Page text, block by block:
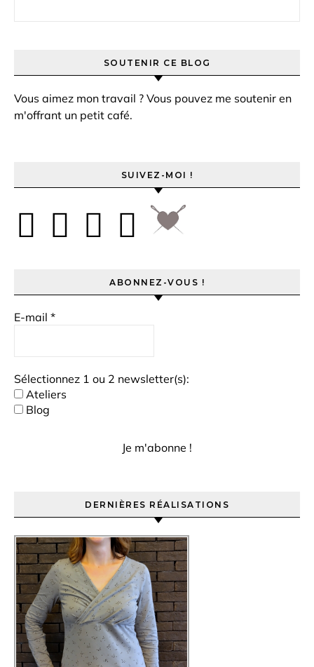
SOUTENIR CE BLOG
Vous aimez mon travail ? Vous pouvez me soutenir en
m'offrant un petit café.
SUIVEZ-MOI !
ABONNEZ-VOUS !
E-mail *
Sélectionnez 1 ou 2 newsletter(s):
Ateliers
Blog
DERNIÈRES RÉALISATIONS